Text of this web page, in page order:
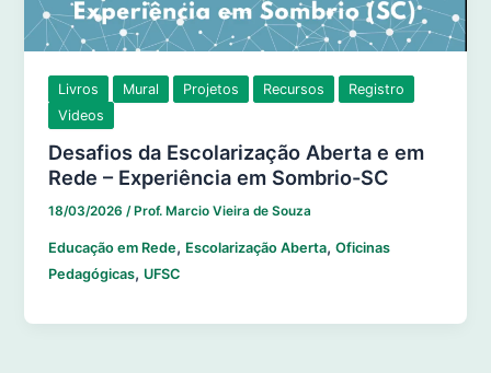
Livros Mural Projetos Recursos
Registro
Videos
Desafios da Escolarização Aberta e em
Rede – Experiência em Sombrio-SC
18/03/2026/ Prof. Marcio Vieira de Souza
Educação em Rede, Escolarização Aberta,Oficinas
Pedagógicas, UFSC